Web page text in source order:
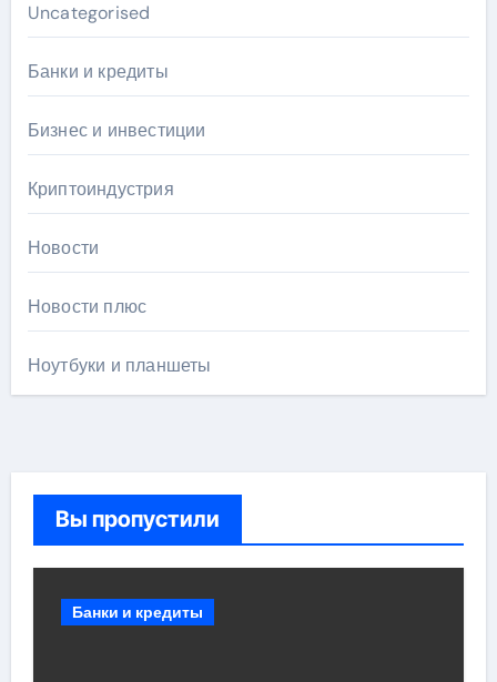
Uncategorised
Банки и кредиты
Бизнес и инвестиции
Криптоиндустрия
Новости
Новости плюс
Ноутбуки и планшеты
Вы пропустили
Банки и кредиты